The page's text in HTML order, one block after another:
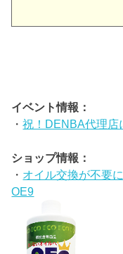
イベント情報：
・祝！DENBA代理店
ショップ情報：
・ オイル交換が不要
OE9